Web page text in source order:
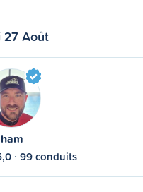
27 Août
99 conduits